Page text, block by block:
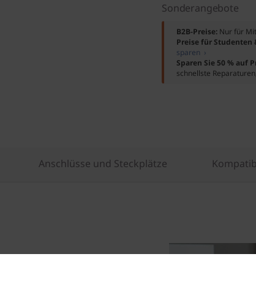
Sonderangebote
B2B-Preise: Nur für
Preise für Studenten
sparen ›
Sparen Sie 50 % auf
schnellste
Anschlüsse und Steckplätze